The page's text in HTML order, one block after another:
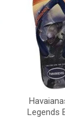
Legends